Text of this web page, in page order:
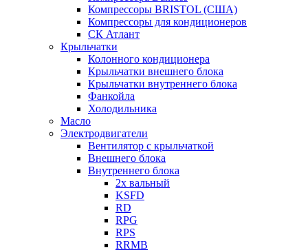
Компрессоры BRISTOL (США)
Компрессоры для кондиционеров
СК Атлант
Крыльчатки
Колонного кондиционера
Крыльчатки внешнего блока
Крыльчатки внутреннего блока
Фанкойла
Холодильника
Масло
Электродвигатели
Вентилятор с крыльчаткой
Внешнего блока
Внутреннего блока
2х вальный
KSFD
RD
RPG
RPS
RRMB